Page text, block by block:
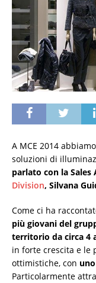
A MCE 2014
soluzioni di
parlato con la Sales
Division, Silvana
Come ci ha
più giovani del
territorio da circa 4
in forte crescita e le
ottimistiche, con
Particolarmente